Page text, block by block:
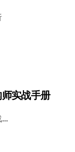
实战手册
…